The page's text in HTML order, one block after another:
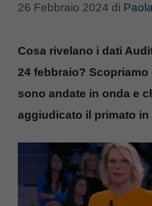
26 Febbraio 2024 di
Cosa rivelano i dati
24 febbraio?
sono andate in onda e
aggiudicato il primato